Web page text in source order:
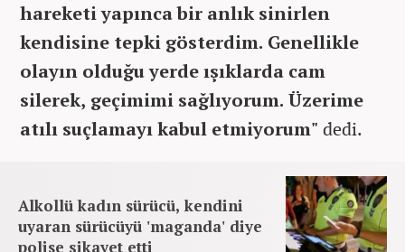
hareketi yapınca bir anlık sinirlen
kendisine tepki gösterdim. Genellikle
olayın olduğu yerde ışıklarda cam
silerek, geçimimi sağlıyorum. Üzerime
atılı suçlamayı kabul etmiyorum" dedi.
Alkollü kadın sürücü, kendini
uyaran sürücüyü 'maganda' diye
polise şikayet etti